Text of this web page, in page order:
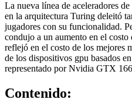
La nueva línea de aceleradores
en la arquitectura Turing deleitó
jugadores con su funcionalidad.
condujo a un aumento en el
reflejó en el costo de los mejores
de los dispositivos gpu basados
representado por Nvidia GTX
Contenido: